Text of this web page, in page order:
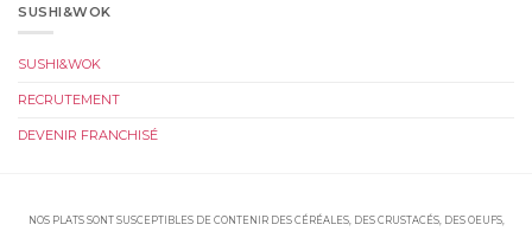
SUSHI&WOK
SUSHI&WOK
RECRUTEMENT
DEVENIR FRANCHISÉ
NOS PLATS SONT SUSCEPTIBLES DE CONTENIR DES CÉRÉALES, DES CRUSTACÉS, DES OEUFS,